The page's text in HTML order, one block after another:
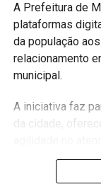
A Prefeitura de
plataformas
da população
relacionamento
municipal.
A iniciativa faz
da cidade,
Serviços